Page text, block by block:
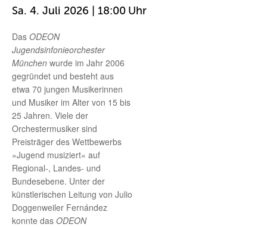
Sa. 4. Juli 2026 | 18:00
Das ODEON
Jugendsinfonieorchester
München wurde im Jahr 2006
gegründet und besteht aus
etwa 70 jungen Musikerinnen
und Musiker im Alter von 15 bis
25 Jahren. Viele der
Orchestermusiker sind
Preisträger des Wettbewerbs
»Jugend musiziert« auf
Regional-, Landes- und
Bundesebene. Unter der
künstlerischen Leitung von Julio
Doggenweiler Fernández
konnte das ODEON